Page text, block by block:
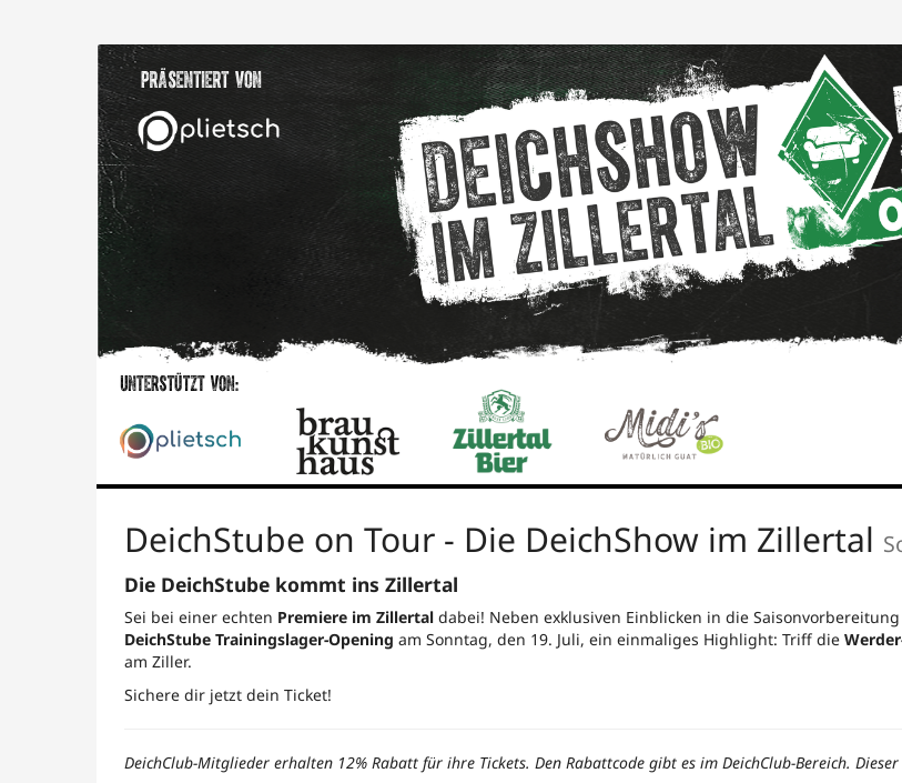
DeichStube on Tour - Die DeichShow im Zillertal
Die DeichStube kommt ins Zillertal
Sei bei einer echten Premiere im Zillertal dabei! Neben exklusiven Einblicken in die
DeichStube Trainingslager-Opening am Sonntag, den 19. Juli, ein einmaliges Highlight: Triff die
am Ziller.
Sichere dir jetzt dein Ticket!
DeichClub-Mitglieder erhalten 12% Rabatt für ihre Tickets. Den Rabattcode gibt es im DeichClub-Bereich.